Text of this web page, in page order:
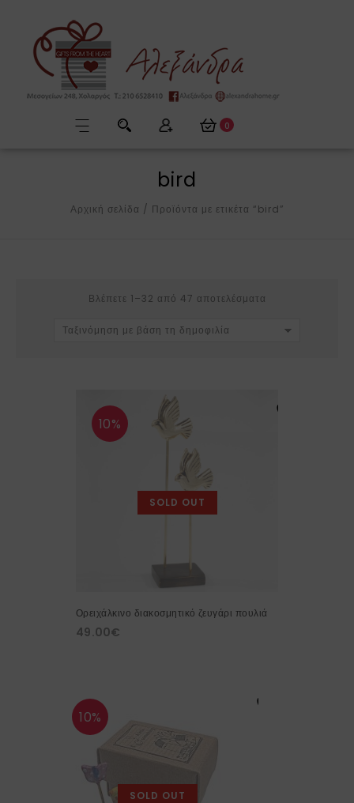
0
bird
Αρχική σελίδα / Προϊόντα με ετικέτα “bird”
Βλέπετε 1–32 από 47 αποτελέσματα
Ταξινόμηση με βάση τη δημοφιλία
10%
SOLD OUT
Ορειχάλκινο διακοσμητικό ζευγάρι πουλιά
49.00€
10%
SOLD OUT